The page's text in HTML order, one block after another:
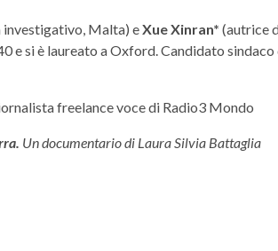
Malta) eXue Xinran* (autrice
e si è laureato a Oxford. Candidato
freelance voce di Radio3 Mondo
Un documentario di Laura Silvia Battaglia